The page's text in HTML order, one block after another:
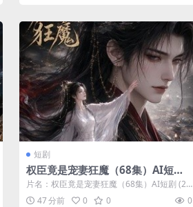
短剧
权臣竟是宠妻狂魔（68集）AI短剧
(2026)
片名：权臣竟是宠妻狂魔（68集）AI短剧 (20
26) 分类：短剧 年份：202...
47 分前 0 0 0